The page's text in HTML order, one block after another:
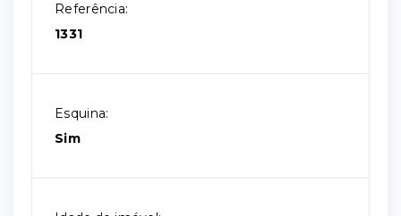
Referência:
1331
Esquina:
Sim